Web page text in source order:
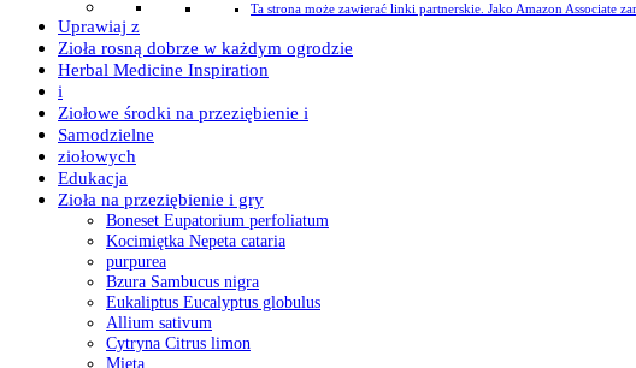
Ta strona może zawierać linki partnerskie. Jako Amazon Associate
Uprawiaj z
Zioła rosną dobrze w każdym ogrodzie
Herbal Medicine Inspiration
i
Ziołowe środki na przeziębienie i
Samodzielne
ziołowych
Edukacja
Zioła na przeziębienie i gry
Boneset Eupatorium perfoliatum
Kocimiętka Nepeta cataria
purpurea
Bzura Sambucus nigra
Eukaliptus Eucalyptus globulus
Allium sativum
Cytryna Citrus limon
Mięta